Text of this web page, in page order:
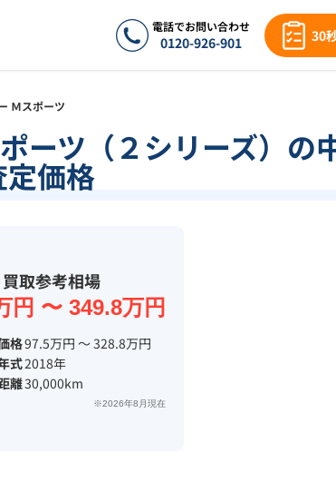
電話でお問い合わせ
0120-926-901 30
Ｍスポーツ
ーツ（２シリーズ）の
価格
買取参考相場
円 〜 349.8万円
格97.5万円 〜 328.8万円
式2018年
離30,000km
※2026年8月現在